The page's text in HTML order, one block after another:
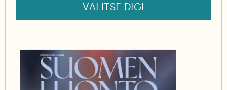
VALITSE DIGI